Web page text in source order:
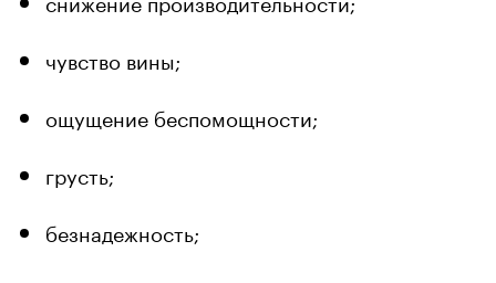
чувство вины;
ощущение беспомощности;
грусть;
безнадежность;